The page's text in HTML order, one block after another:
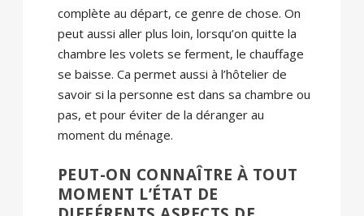
complète au départ, ce genre de chose. On
peut aussi aller plus loin, lorsqu’on quitte la
chambre les volets se ferment, le chauffage
se baisse. Ca permet aussi à l’hôtelier de
savoir si la personne est dans sa chambre ou
pas, et pour éviter de la déranger au
moment du ménage.
PEUT-ON CONNAÎTRE À TOUT
MOMENT L’ÉTAT DE